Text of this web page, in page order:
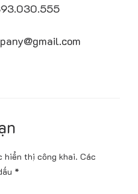
hiển thị công khai. Các
*